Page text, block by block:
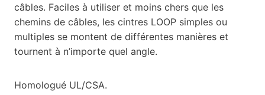
câbles. Faciles à utiliser et moins chers que les
chemins de câbles, les cintres LOOP simples ou
multiples se montent de différentes manières et
tournent à n’importe quel angle.
Homologué UL/CSA.